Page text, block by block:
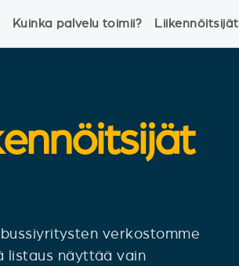
Kuinka palvelu toimii? Liikennöitsijät
verkostomme
listaus näyttää vain